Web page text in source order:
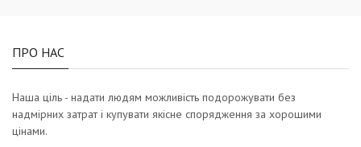
ПРО НАС
Наша ціль - надати людям можливість подорожувати без
надмірних затрат і купувати якісне спорядження за хорошими
цінами.